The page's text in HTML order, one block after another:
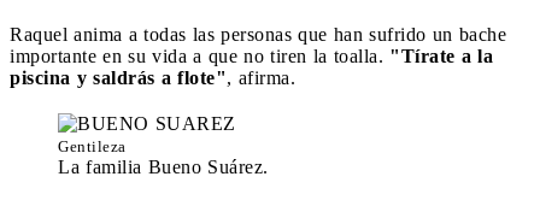
Raquel anima a todas las personas que han sufrido un bache
importante en su vida a que no tiren la toalla. "Tírate a la
piscina y saldrás a flote", afirma.
Gentileza
La familia Bueno Suárez.